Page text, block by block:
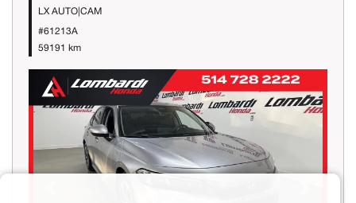
LX AUTO|CAM
#61213A
59191 km